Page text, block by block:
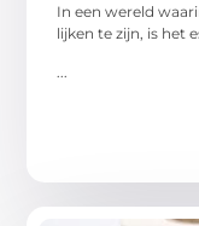
In een wereld
lijken te zijn, is het
...